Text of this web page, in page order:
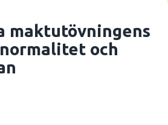
maktutövningens
och